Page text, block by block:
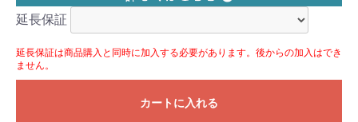
延長保証
延長保証は商品購入と同時に加入する必要があります。後からの加入はでき
ません。
カートに入れる